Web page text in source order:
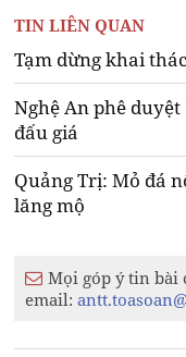
TIN LIÊN QUAN
Tạm dừng khai
Nghệ An phê
đấu giá
Quảng Trị: Mỏ đá
lăng mộ
Mọi góp ý tin bài
email: